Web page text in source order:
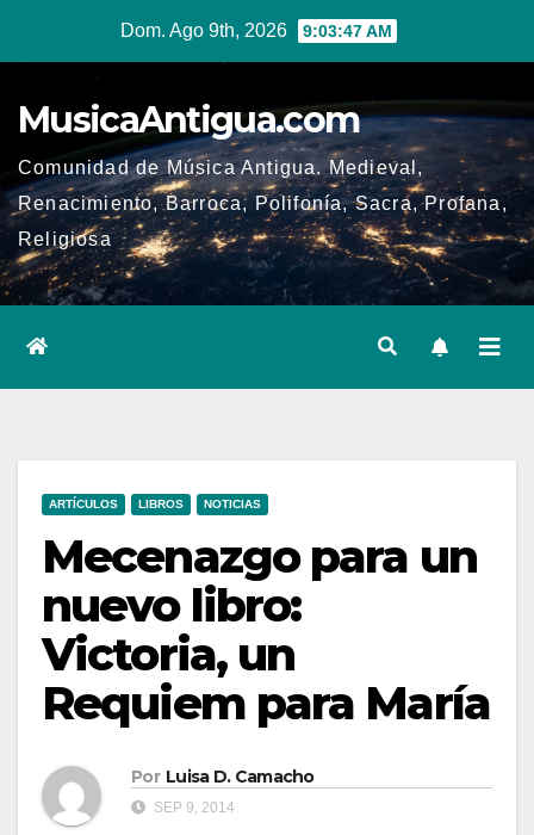
Dom. Ago 9th, 2026 9:03:48 AM
MusicaAntigua.com
Comunidad de Música Antigua. Medieval,
Renacimiento, Barroca, Polifonía, Sacra, Profana,
Religiosa
ARTÍCULOS LIBROS NOTICIAS
Mecenazgo para un
nuevo libro:
Victoria, un
Requiem para María
Por Luisa D. Camacho
SEP 9, 2014